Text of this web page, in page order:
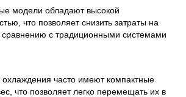
модели обладают высокой
что позволяет снизить затраты на
сравнению с традиционными системами
охлаждения часто имеют компактные
что позволяет легко перемещать их в